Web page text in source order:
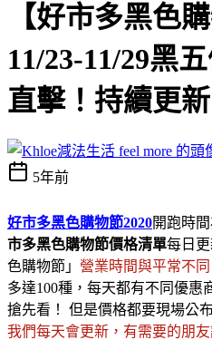
【好市多黑色
11/23-11/29黑
直擊！持續更新
5年前
好市多黑色購物節2020開跑時
市多黑色購物節價格清單每日
色購物節」 營業時間與平常不同
多達100種，每天都有不同優惠
搶先看！ 但是價格都要現場公布
我們每天會更新，有需要的朋